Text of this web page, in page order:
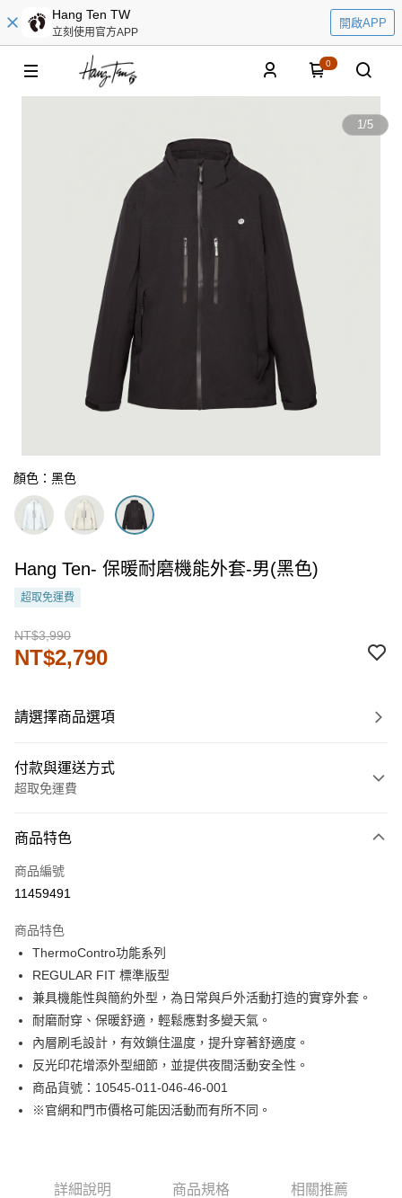
Hang Ten TW
立刻使用官方APP
開啟APP
0
1/5
顏色：黑色
Hang Ten- 保暖耐磨機能外套-男(黑色)
超取免運費
NT$3,990
NT$2,790
請選擇商品選項
付款與運送方式
超取免運費
信用卡一次付款
LINE Pay
街口支付
悠遊付
Google Pay
貨到付款
運送方式
付款後7-11取貨
商品特色
商品編號
11459491
商品特色
ThermoContro功能系列
REGULAR FIT 標準版型
兼具機能性與簡約外型，為日常與戶外活動打造的實穿外套。
耐磨耐穿、保暖舒適，輕鬆應對多變天氣。
內層刷毛設計，有效鎖住溫度，提升穿著舒適度。
反光印花增添外型細節，並提供夜間活動安全性。
商品貨號：10545-011-046-46-001
※官網和門市價格可能因活動而有所不同。
詳細說明 商品規格 相關推薦